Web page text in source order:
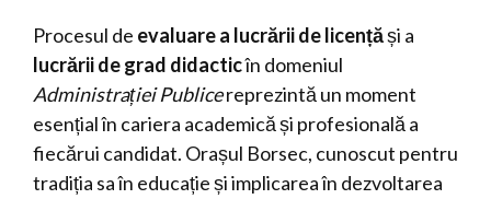
Procesul de evaluare a lucrării de licențăși a
lucrării de grad didacticîn domeniul
Administrației Publicereprezintă un moment
esențial în cariera academică și profesională a
fiecărui candidat. Orașul Borsec, cunoscut pentru
tradiția sa în educație și implicarea în dezvoltarea